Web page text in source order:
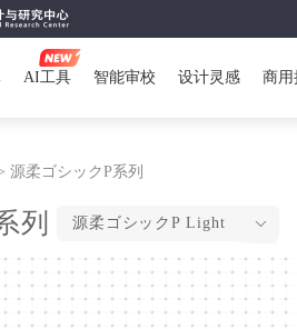
AI工具 智能审校 设计灵感 商用
源柔ゴシックP系列
列 源柔ゴシックP Light